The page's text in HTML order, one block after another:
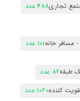
تجاری488 عدد
مسافر خانه101 عدد
طبقه82 عدد
کننده1020 عدد